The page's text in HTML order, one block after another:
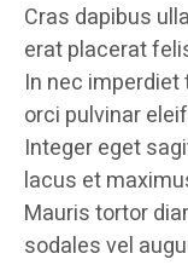
Cras dapibus
erat placerat
In nec
orci pulvinar
Integer eget
lacus et
Mauris tortor
sodales vel